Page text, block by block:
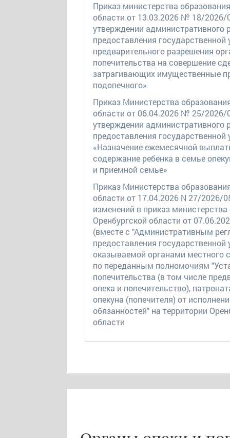
Приказ министерства
области от 13.03.2026 № 18/2026/
утверждении административного
предоставления
предварительного разрешения
попечительства на совершение
затрагивающих имущественные
подопечного»
Приказ Министерства
области от 06.04.2026 № 25/2026/
утверждении административного
предоставления государственной
«Назначение ежемесячной
содержание ребенка в семье
и приемной семье»
Приказ Министерства
области от 17.04.2026 N 27/2026/
изменений в приказ
Оренбургской области от
(вместе с "Административным
предоставления государственной
оказываемой органами местного
по переданным полномочиям
попечительства (в том числе
опека и попечительство),
опекуна (попечителя) от
обязанностей" на территории
области